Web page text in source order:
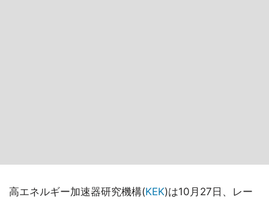
高エネルギー加速器研究機構(KEK)は10月27日、レー